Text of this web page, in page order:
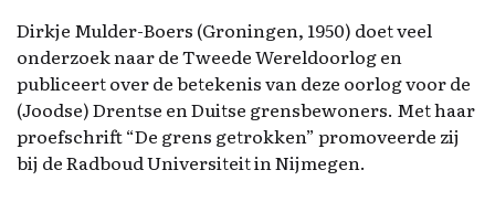
Dirkje Mulder-Boers (Groningen, 1950) doet veel
onderzoek naar de Tweede Wereldoorlog en
publiceert over de betekenis van deze oorlog voor de
(Joodse) Drentse en Duitse grensbewoners. Met haar
proefschrift “De grens getrokken” promoveerde zij
bij de Radboud Universiteit in Nijmegen.